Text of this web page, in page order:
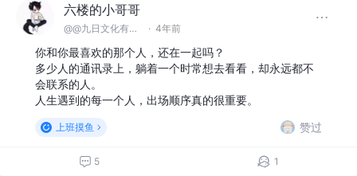
六楼的小哥哥
@@九日文化有限 公司 · 4年前
你和你最喜欢的那个人，还在一起吗？
多少人的通讯录上，躺着一个时常想去看看，却永远都不
会联系的人。
人生遇到的每一个人，出场顺序真的很重要。
上班摸鱼 赞过
5 1